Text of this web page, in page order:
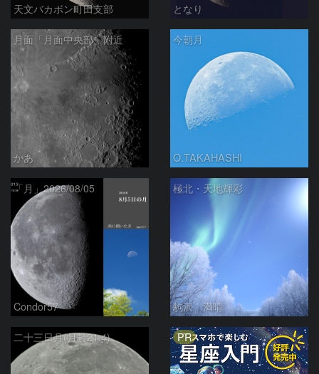
天文バカボン町田支部 となり
月面「月面中央部」附近
かあ
今朝月
O.TAKAHASHI
「月」2026/08/05
Condor57
極北・天地輝彩
駒沢 満晴
二十三日月(月齢21.4) PR